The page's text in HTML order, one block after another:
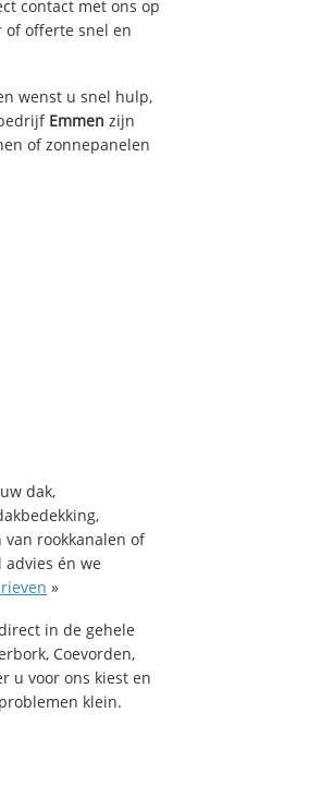
contact met ons op
of offerte snel en
wenst u snel hulp,
Emmen zijn
of zonnepanelen
dak,
rookkanalen of
én we
»
in de gehele
Coevorden,
u voor ons kiest en
klein.